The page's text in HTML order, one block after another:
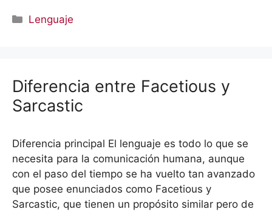
Categorías
Lenguaje
Diferencia entre Facetious y
Sarcastic
Diferencia principal El lenguaje es todo lo que se
necesita para la comunicación humana, aunque
con el paso del tiempo se ha vuelto tan avanzado
que posee enunciados como Facetious y
Sarcastic, que tienen un propósito similar pero de